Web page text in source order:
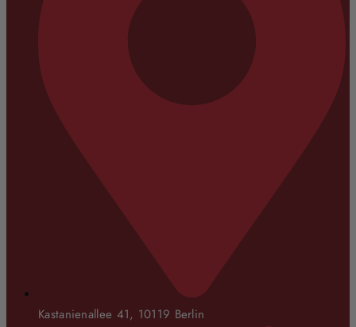
Kastanienallee 41, 10119 Berlin